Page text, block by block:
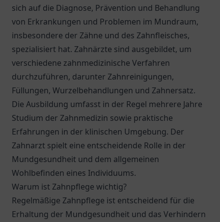
sich auf die Diagnose, Prävention und Behandlung
von Erkrankungen und Problemen im Mundraum,
insbesondere der Zähne und des Zahnfleisches,
spezialisiert hat. Zahnärzte sind ausgebildet, um
verschiedene zahnmedizinische Verfahren
durchzuführen, darunter Zahnreinigungen,
Füllungen, Wurzelbehandlungen und Zahnersatz.
Die Ausbildung umfasst in der Regel mehrere Jahre
Studium der Zahnmedizin sowie praktische
Erfahrungen in der klinischen Umgebung. Der
Zahnarzt spielt eine entscheidende Rolle in der
Mundgesundheit und dem allgemeinen
Wohlbefinden eines Individuums.
Warum ist Zahnpflege wichtig?
Regelmäßige Zahnpflege ist entscheidend für die
Erhaltung der Mundgesundheit und das Verhindern